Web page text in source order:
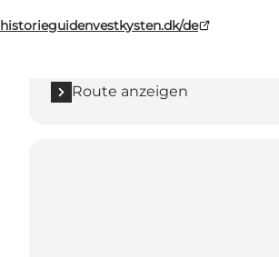
historieguidenvestkysten.dk/de
7680 Thyborøn
Route anzeigen